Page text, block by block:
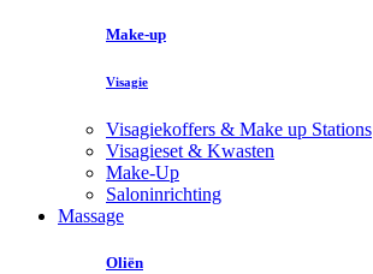
Make-up
Visagie
Visagiekoffers & Make up Stations
Visagieset & Kwasten
Make-Up
Saloninrichting
Massage
Oliën